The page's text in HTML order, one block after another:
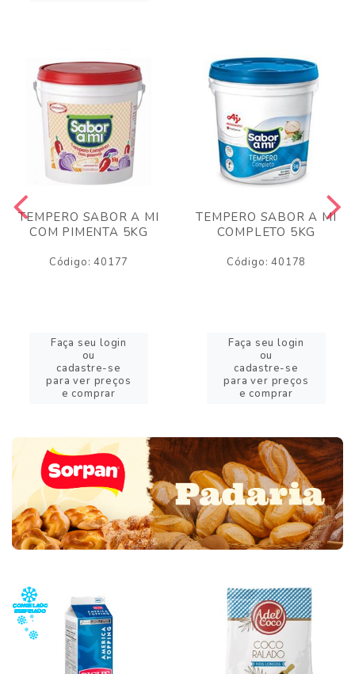
TEMPERO SABOR A MI
COM PIMENTA 5KG
Código: 40177
Faça seu login
ou
cadastre-se
para ver preços
e comprar
TEMPERO SABOR A MI
COMPLETO 5KG
Código: 40178
Faça seu login
ou
cadastre-se
para ver preços
e comprar